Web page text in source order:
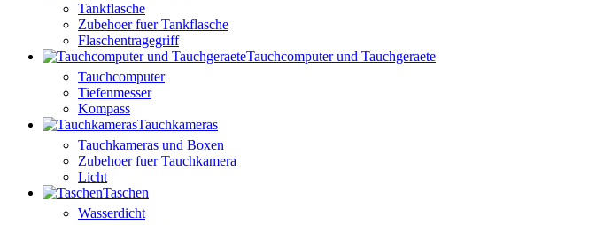
Tankflasche
Zubehoer fuer Tankflasche
Flaschentragegriff
Tauchcomputer und Tauchgeraete
Tauchcomputer
Tiefenmesser
Kompass
Tauchkameras
Tauchkameras und Boxen
Zubehoer fuer Tauchkamera
Licht
Taschen
Wasserdicht